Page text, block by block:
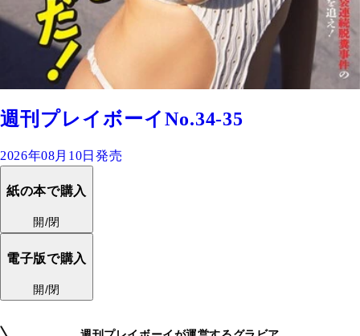
週刊プレイボーイNo.34-35
2026年08月10日発売
紙の本で購入
開/閉
電子版で購入
開/閉